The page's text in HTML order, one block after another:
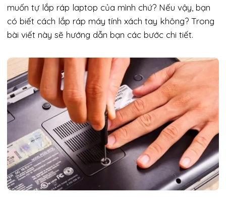
muốn tự lắp ráp laptop của mình chứ? Nếu vậy, bạn
có biết cách lắp ráp máy tính xách tay không? Trong
bài viết này sẽ hướng dẫn bạn các bước chi tiết.